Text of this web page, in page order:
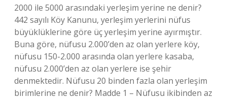
2000 ile 5000 arasındaki yerleşim yerine ne denir?
442 sayılı Köy Kanunu, yerleşim yerlerini nüfus
büyüklüklerine göre üç yerleşim yerine ayırmıştır.
Buna göre, nüfusu 2.000’den az olan yerlere köy,
nüfusu 150-2.000 arasında olan yerlere kasaba,
nüfusu 2.000’den az olan yerlere ise şehir
denmektedir. Nüfusu 20 binden fazla olan yerleşim
birimlerine ne denir? Madde 1 – Nüfusu ikibinden az